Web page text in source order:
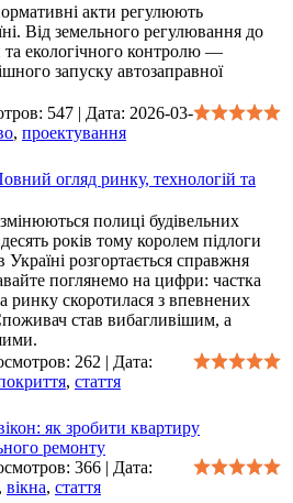
акти регулюють
Від земельного регулювання до
екологічного контролю —
запуску автозаправної
547 | Дата: 2026-03-
, проектування
огляд ринку, технологій та
полиці будівельних
років тому королем підлоги
Україні розгортається справжня
поглянемо на цифри: частка
ринку скоротилася з впевнених
став вибагливішим, а
262 | Дата:
, стаття
як зробити квартиру
ремонту
366 | Дата:
вікна, стаття